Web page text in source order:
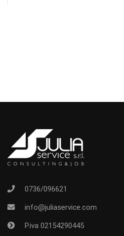
0736/096621
info@juliaservice.com
P.iva 02154290445